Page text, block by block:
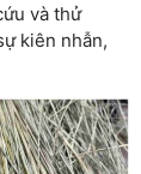
và thử
kiên nhẫn,